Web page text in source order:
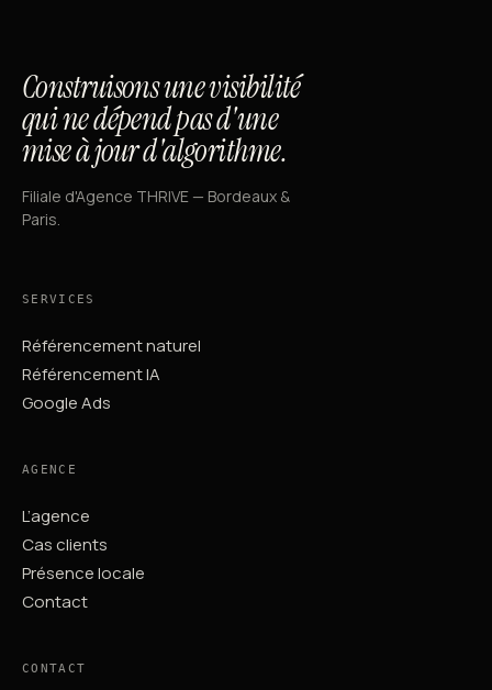
Construisons une visibilité
qui ne dépend pas d'une
mise à jour d'algorithme.
Filiale d'Agence THRIVE — Bordeaux &
Paris.
SERVICES
Référencement naturel
Référencement IA
Google Ads
AGENCE
L’agence
Cas clients
Présence locale
Contact
CONTACT